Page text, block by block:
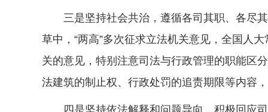
三是坚持社会共治，遵循各司其职、各尽其
草中，“两高”多次征求立法机关意见，全国人
关的意见，特别注意司法与行政管理的职能区
法建筑的制止权、行政处罚的追责期限等内容
四是坚持依法解释和问题导向，积极回应司